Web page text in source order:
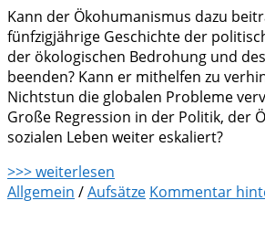
Kann der Ökohumanismus dazu
fünfzigjährige Geschichte der
der ökologischen Bedrohung und
beenden? Kann er mithelfen zu
Nichtstun die globalen Probleme
Große Regression in der Politik, der
sozialen Leben weiter eskaliert?
>>> weiterlesen
Allgemein /Aufsätze Kommentar